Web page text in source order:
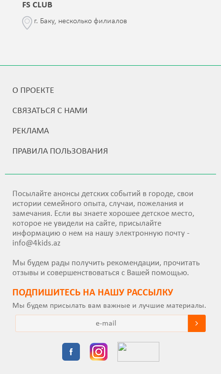
FS CLUB
г. Баку, несколько филиалов
О ПРОЕКТЕ
СВЯЗАТЬСЯ С НАМИ
РЕКЛАМА
ПРАВИЛА ПОЛЬЗОВАНИЯ
Посылайте анонсы детских событий в городе, свои
истории семейного опыта, случаи, пожелания и
замечания. Если вы знаете хорошее детское место,
которое не увидели на сайте, присылайте
информацию о нем на нашу электронную почту -
info@4kids.az
Мы будем рады получить рекомендации, прочитать
отзывы и совершенствоваться с Вашей помощью.
ПОДПИШИТEСЬ НА НАШУ РАССЫЛКУ
Мы будем присылать вам важные и лучшие материалы.